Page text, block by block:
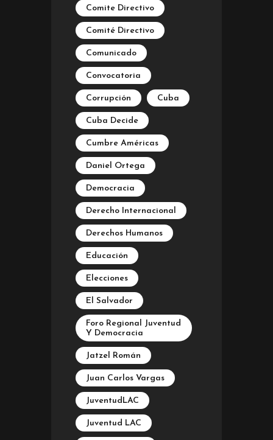
Comite Directivo
Comité Directivo
Comunicado
Convocatoria
Corrupción Cuba
Cuba Decide
Cumbre Américas
Daniel Ortega
Democracia
Derecho Internacional
Derechos Humanos
Educación
Elecciones
El Salvador
Foro Regional Juventud
Y Democracia
Jatzel Román
Juan Carlos Vargas
JuventudLAC
Juventud LAC